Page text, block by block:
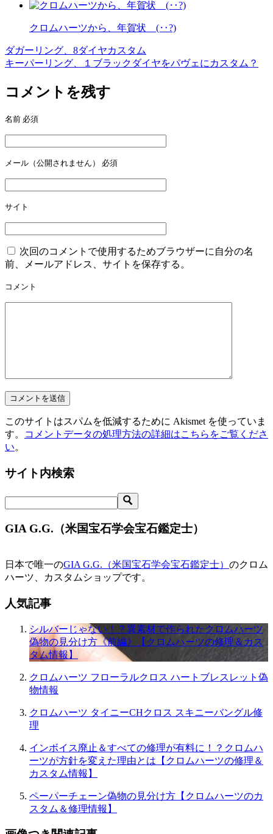
クロムハーツから、年賀状 (‥?)
投
稿
ナ
ビ
ゲ
ー
シ
ョ
ン
ダガーリング、8ダイヤカスタム
キーパーリング、１ブラックダイヤをパヴェにカスタム？
コメントを残す
名前 必須
メール（公開されません） 必須
サイト
次回のコメントで使用するためブラウザーに自分の名
前、メールアドレス、サイトを保存する。
コメント
このサイトはスパムを低減するために Akismet を使っていま
す。
コメントデータの処理方法の詳細はこちらをご覧くださ
い。
サイト内検索
GIA G.G.（米国宝石学会宝石鑑定士）
日本で唯一のGIA G.G.（米国宝石学会宝石鑑定士） のクロム
ハーツ、カスタムショップです。
人気記事
シルバーじゃない！？異素材で作られたクロムハーツ
偽物の見分け方《前編》【クロムハーツの修理＆カス
タム情報】
クロムハーツ フローラルクロス ハートブレスレット偽
物情報
クロムハーツ タイニーCHクロス スキニーバングル修
理
インボイス廃止＆すべての修理が有料に！？クロムハ
ーツが方針を変えた理由とは【クロムハーツの修理＆
カスタム情報】
ペーパーチェーン偽物の見分け方【クロムハーツのカ
スタム＆修理情報】